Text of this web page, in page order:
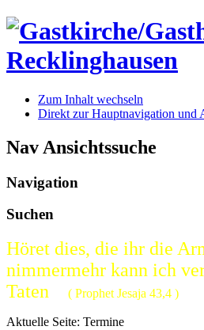
Zum Inhalt wechseln
Direkt zur Hauptnavigation und
Nav Ansichtssuche
Navigation
Suchen
Höret dies, die ihr die
nimmermehr kann ich
Taten ( Prophet Jesaja 43,4 )
Aktuelle Seite: Termine